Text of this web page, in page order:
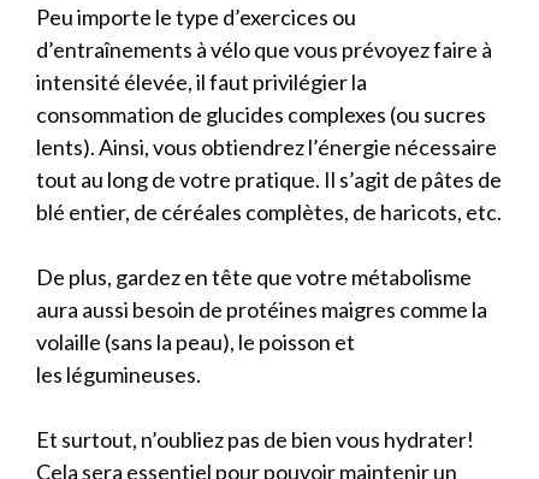
Peu importe le type d’exercices ou
d’entraînements à vélo que vous prévoyez faire à
intensité élevée, il faut privilégier la
consommation de glucides complexes (ou sucres
lents). Ainsi, vous obtiendrez l’énergie nécessaire
tout au long de votre pratique. Il s’agit de pâtes de
blé entier, de céréales complètes, de haricots, etc.
De plus, gardez en tête que votre métabolisme
aura aussi besoin de protéines maigres comme la
volaille (sans la peau), le poisson et
les légumineuses.
Et surtout, n’oubliez pas de bien vous hydrater!
Cela sera essentiel pour pouvoir maintenir un